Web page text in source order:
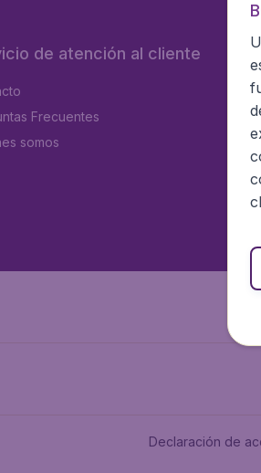
de atención al cliente
Frecuentes
somos
Declaración de